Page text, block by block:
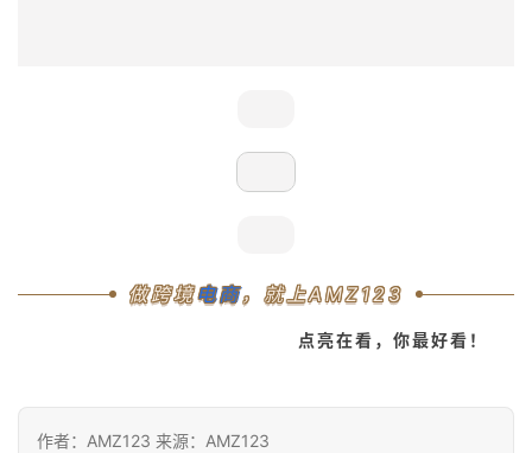
做跨境电商，就上AMZ123
点亮在看，你最好看！
作者：AMZ123 来源：AMZ123